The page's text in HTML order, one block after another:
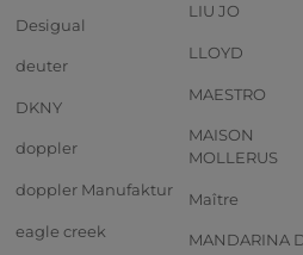
Desigual
deuter
DKNY
doppler
doppler Manufaktur
eagle creek
LIU JO
LLOYD
MAESTRO
MAISON
MOLLERUS
Maître
MANDARINA